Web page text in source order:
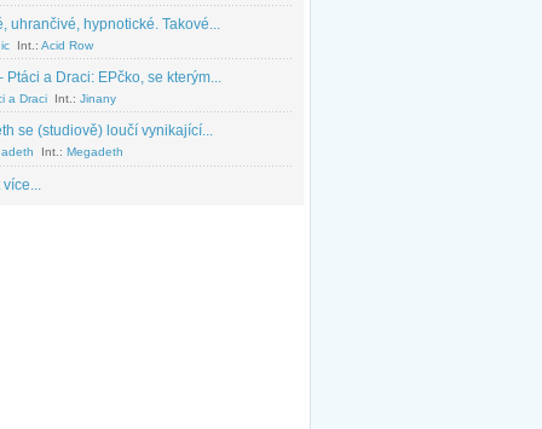
uhrančivé, hypnotické. Takové...
Int.: Acid Row
Ptáci a Draci: EPčko, se kterým...
a Draci Int.: Jinany
se (studiově) loučí vynikající...
Int.: Megadeth